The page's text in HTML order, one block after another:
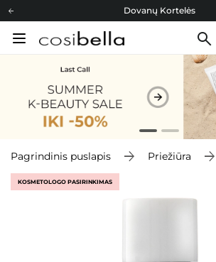
Dovanų Kortelės
Cosibella lojalumo programa
Dovanų Kortelės
Pagrindinis puslapis Priežiūra
KOSMETOLOGO PASIRINKIMAS